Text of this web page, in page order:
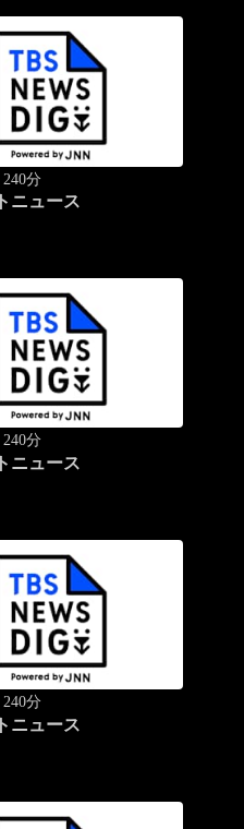
240分
ニュース
240分
ニュース
240分
ニュース